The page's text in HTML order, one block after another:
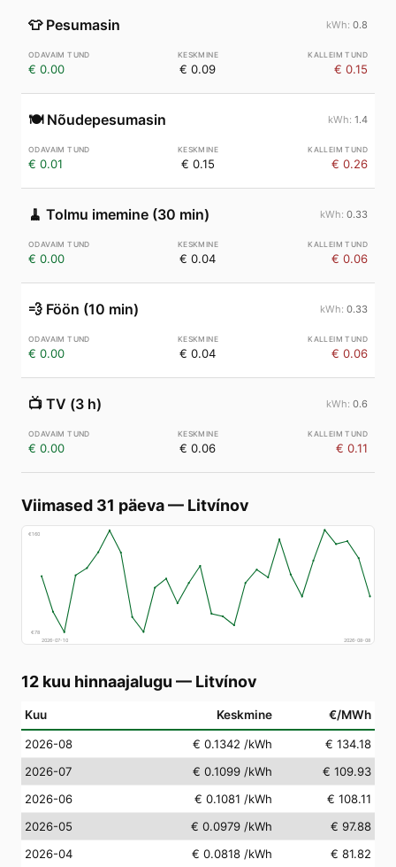
👕 Pesumasin 0.8
€ 0.00 € 0.09 € 0.15
🍽️ Nõudepesumasin 1.4
€ 0.01 € 0.15 € 0.26
🧹 Tolmu imemine (30 min) 0.33
€ 0.00 € 0.04 € 0.06
💨 Föön (10 min) 0.33
€ 0.00 € 0.04 € 0.06
📺 TV (3 h) 0.6
€ 0.00 € 0.06 € 0.11
Viimased 31 päeva— Litvínov
€160
€78
2026-07-10
2026-08-08
12 kuu hinnaajalugu — Litvínov
Kuu Keskmine €/MWh
2026-08 € 0.1342 /kWh
€ 134.18
2026-07
€ 0.1099 /kWh
€ 109.93
2026-06
€ 0.1081 /kWh
€ 108.11
2026-05
€ 0.0979 /kWh
€ 97.88
2026-04
€ 0.0818 /kWh
€ 81.82